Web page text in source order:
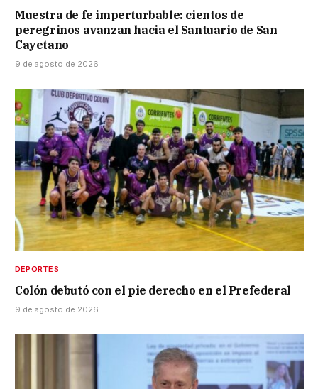
Muestra de fe imperturbable: cientos de
peregrinos avanzan hacia el Santuario de San
Cayetano
9 de agosto de 2026
DEPORTES
Colón debutó con el pie derecho en el Prefederal
9 de agosto de 2026